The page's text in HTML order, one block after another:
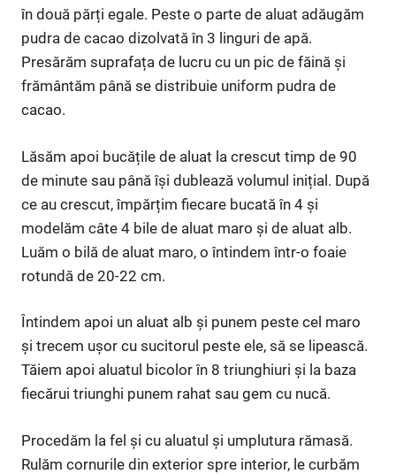
în două părți egale. Peste o parte de aluat adăugăm
pudra de cacao dizolvată în 3 linguri de apă.
Presărăm suprafața de lucru cu un pic de făină și
frământăm până se distribuie uniform pudra de
cacao.
Lăsăm apoi bucățile de aluat la crescut timp de 90
de minute sau până își dublează volumul inițial. După
ce au crescut, împărțim fiecare bucată în 4 și
modelăm câte 4 bile de aluat maro și de aluat alb.
Luăm o bilă de aluat maro, o întindem într-o foaie
rotundă de 20-22 cm.
Întindem apoi un aluat alb și punem peste cel maro
și trecem ușor cu sucitorul peste ele, să se lipească.
Tăiem apoi aluatul bicolor în 8 triunghiuri și la baza
fiecărui triunghi punem rahat sau gem cu nucă.
Procedăm la fel și cu aluatul și umplutura rămasă.
Rulăm cornurile din exterior spre interior, le curbăm